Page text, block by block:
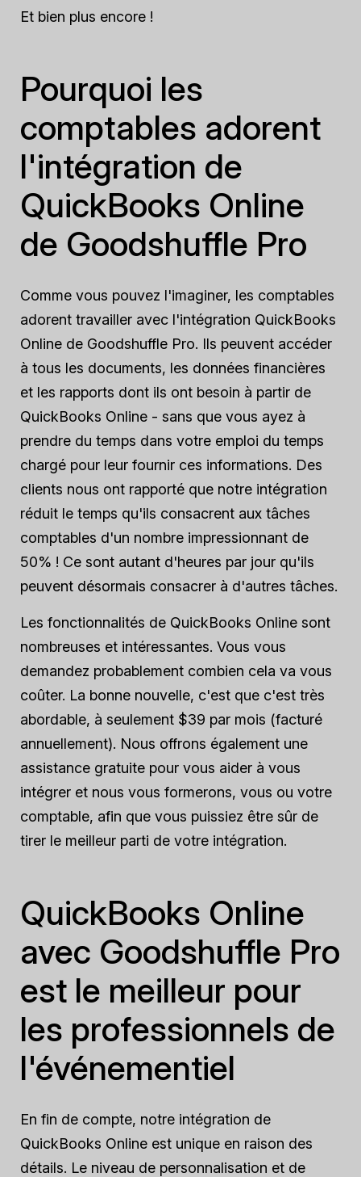
Et bien plus encore !
Pourquoi les
comptables adorent
l'intégration de
QuickBooks Online
de Goodshuffle Pro
Comme vous pouvez l'imaginer, les comptables
adorent travailler avec l'intégration QuickBooks
Online de Goodshuffle Pro. Ils peuvent accéder
à tous les documents, les données financières
et les rapports dont ils ont besoin à partir de
QuickBooks Online - sans que vous ayez à
prendre du temps dans votre emploi du temps
chargé pour leur fournir ces informations. Des
clients nous ont rapporté que notre intégration
réduit le temps qu'ils consacrent aux tâches
comptables d'un nombre impressionnant de
50% ! Ce sont autant d'heures par jour qu'ils
peuvent désormais consacrer à d'autres tâches.
Les fonctionnalités de QuickBooks Online sont
nombreuses et intéressantes. Vous vous
demandez probablement combien cela va vous
coûter. La bonne nouvelle, c'est que c'est très
abordable, à seulement $39 par mois (facturé
annuellement). Nous offrons également une
assistance gratuite pour vous aider à vous
intégrer et nous vous formerons, vous ou votre
comptable, afin que vous puissiez être sûr de
tirer le meilleur parti de votre intégration.
QuickBooks Online
avec Goodshuffle Pro
est le meilleur pour
les professionnels de
l'événementiel
En fin de compte, notre intégration de
QuickBooks Online est unique en raison des
détails. Le niveau de personnalisation et de